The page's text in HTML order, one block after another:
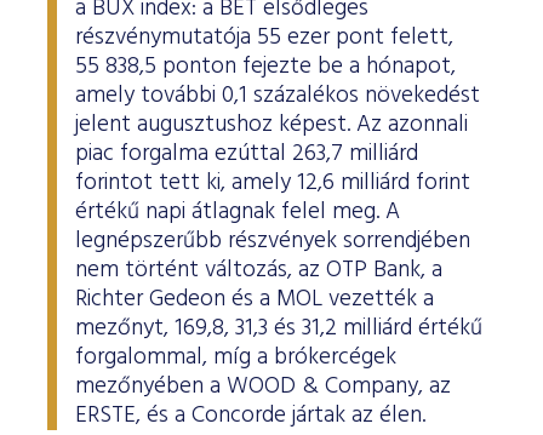
ESG Útmutató
a BUX index: a BÉT elsődleges
részvénymutatója 55 ezer pont felett,
55 838,5 ponton fejezte be a hónapot,
amely további 0,1 százalékos növekedést
jelent augusztushoz képest. Az azonnali
piac forgalma ezúttal 263,7 milliárd
forintot tett ki, amely 12,6 milliárd forint
értékű napi átlagnak felel meg. A
legnépszerűbb részvények sorrendjében
nem történt változás, az OTP Bank, a
Richter Gedeon és a MOL vezették a
mezőnyt, 169,8, 31,3 és 31,2 milliárd értékű
forgalommal, míg a brókercégek
mezőnyében a WOOD & Company, az
ERSTE, és a Concorde jártak az élen.